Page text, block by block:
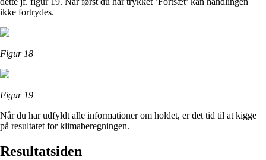
ikke fortrydes.
Figur 18
Figur 19
Når du har udfyldt alle informationer om holdet, er det tid til at kigge
på resultatet for klimaberegningen.
Resultatsiden